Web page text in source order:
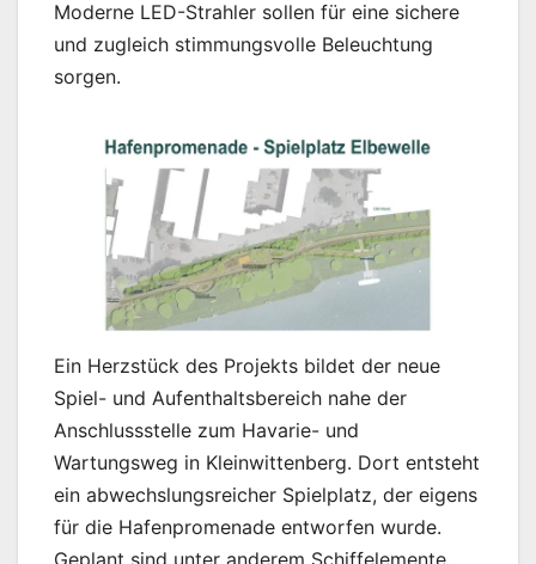
Moderne LED-Strahler sollen für eine sichere
und zugleich stimmungsvolle Beleuchtung
sorgen.
Ein Herzstück des Projekts bildet der neue
Spiel- und Aufenthaltsbereich nahe der
Anschlussstelle zum Havarie- und
Wartungsweg in Kleinwittenberg. Dort entsteht
ein abwechslungsreicher Spielplatz, der eigens
für die Hafenpromenade entworfen wurde.